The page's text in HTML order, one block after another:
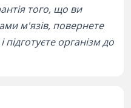
того, що ви
м'язів, повернете
організм до